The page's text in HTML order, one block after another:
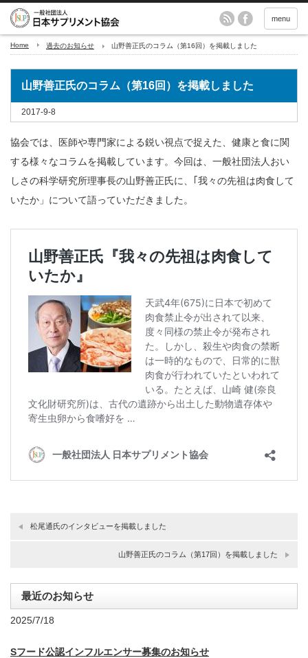
menu
Home 過去のお知らせ 山野善正氏のコラム（第16回）を掲載しました
山野善正氏のコラム（第16回）を掲載しました
2017-9-8
協会では、医師や専門家による鋭い視点で捉えた、健康と食に関
する様々なコラムを掲載しています。今回は、一般社団法人おい
しさの科学研究所理事長の山野善正氏に、｢我々の先祖は肉食して
いたか」について語っていただきました。
松尾通氏のインタビューを掲載しました
山野善正氏のコラム（第17回）を掲載しました
最近のお知らせ
2025/7/18
Sフード公認インフルエンサー募集のお知らせ